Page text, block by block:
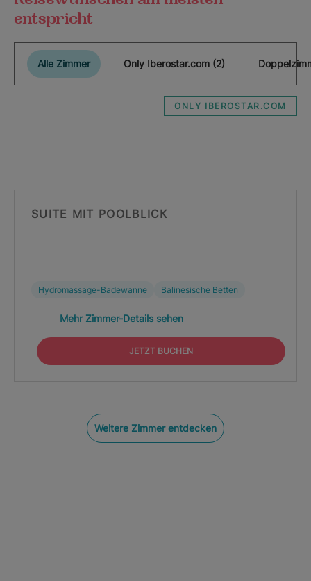
entspricht
Alle Zimmer Only Iberostar.com (2)
ONLY IBEROSTAR.COM
SUITE MIT POOLBLICK
Hydromassage-Badewanne Balinesische Betten
Mehr Zimmer-Details sehen
JETZT BUCHEN
Weitere Zimmer entdecken